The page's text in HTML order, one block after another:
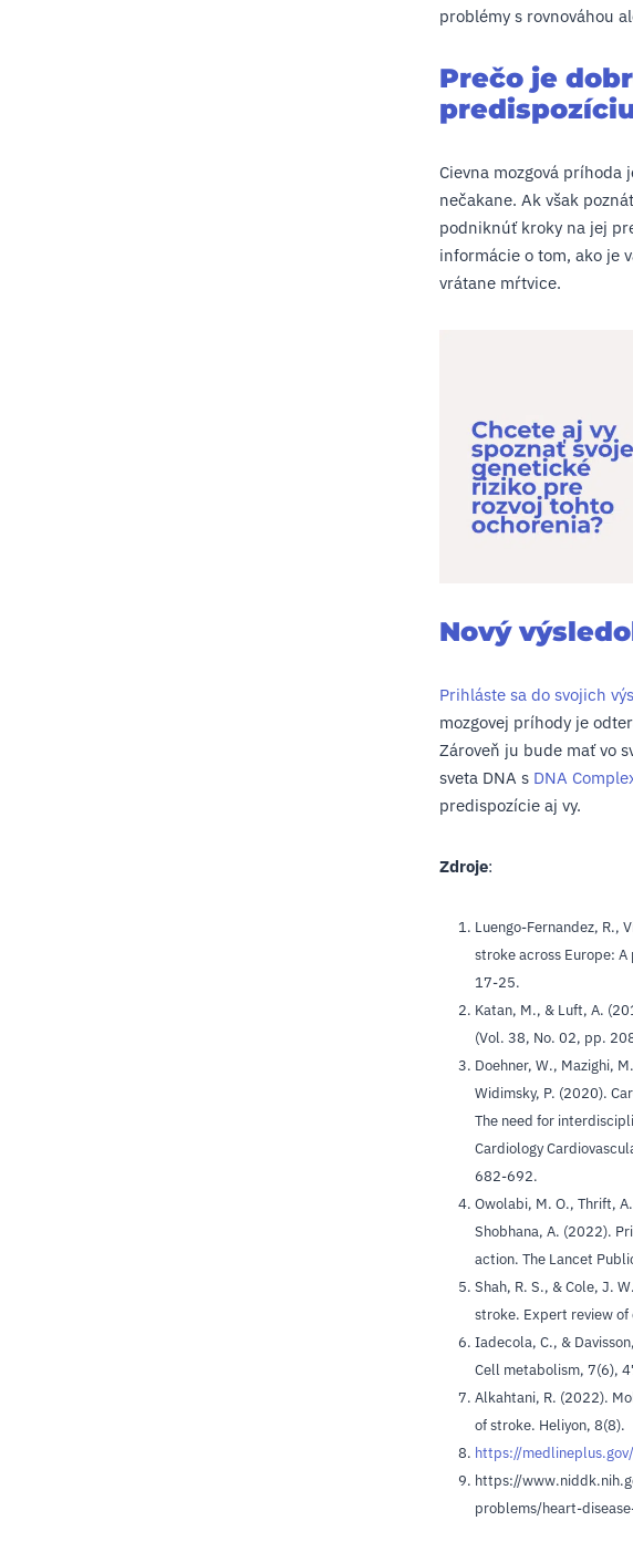
problémy s rovnováhou
Prečo je
Cievna mozgová príhoda
nečakane. Ak však
podniknúť kroky na jej
informácie o tom, ako je
vrátane mŕtvice.
Nový
Prihláste sa do svojich
mozgovej príhody je
Zároveň ju bude mať vo
sveta DNA s DNA
predispozície aj vy.
Zdroje:
Luengo-Fernandez, R.,
stroke across Europe:
17-25.
Katan, M., & Luft, A.
(Vol. 38, No. 02, pp.
Doehner, W., Mazighi,
Widimsky, P. (2020).
The need for
Cardiology
682-692.
Owolabi, M. O., Thrift,
Shobhana, A. (2022).
action. The Lancet
Shah, R. S., & Cole, J.
stroke. Expert review
Iadecola, C., &
Cell metabolism, 7(6),
Alkahtani, R. (2022).
of stroke. Heliyon, 8(8).
https://
https://
problems/heart-